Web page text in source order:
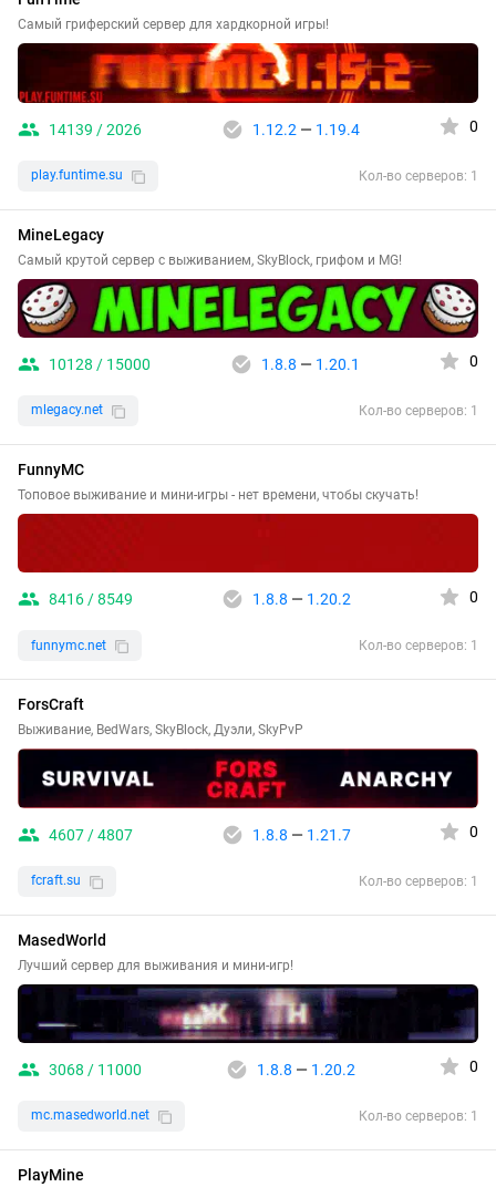
Самый гриферский сервер для хардкорной игры!
14139 / 2026 1.12.2 — 1.19.4 0
play.funtime.su Кол-во серверов: 1
MineLegacy
Самый крутой сервер с выживанием, SkyBlock, грифом и MG!
10128 / 15000 1.8.8 — 1.20.1 0
mlegacy.net Кол-во серверов: 1
FunnyMC
Топовое выживание и мини-игры - нет времени, чтобы скучать!
8416 / 8549 1.8.8 — 1.20.2 0
funnymc.net Кол-во серверов: 1
ForsCraft
Выживание, BedWars, SkyBlock, Дуэли, SkyPvP
4607 / 4807 1.8.8 — 1.21.7 0
fcraft.su Кол-во серверов: 1
MasedWorld
Лучший сервер для выживания и мини-игр!
3068 / 11000 1.8.8 — 1.20.2 0
mc.masedworld.net Кол-во серверов: 1
PlayMine